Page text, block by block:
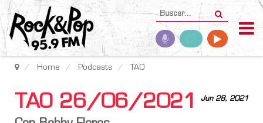
Home Podcasts TAO
Jun 28, 2021
TAO 26/06/2021